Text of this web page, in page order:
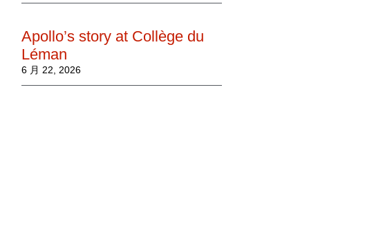
Apollo’s story at Collège du
Léman
6 月 22, 2026